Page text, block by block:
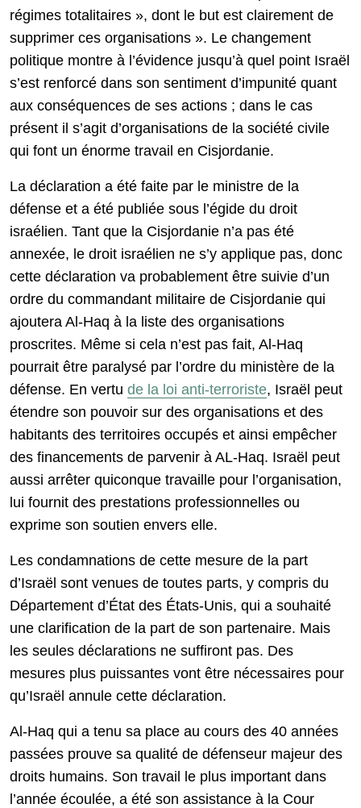
régimes totalitaires », dont le but est clairement de
supprimer ces organisations ». Le changement
politique montre à l’évidence jusqu’à quel point Israël
s’est renforcé dans son sentiment d’impunité quant
aux conséquences de ses actions ; dans le cas
présent il s’agit d’organisations de la société civile
qui font un énorme travail en Cisjordanie.
La déclaration a été faite par le ministre de la
défense et a été publiée sous l’égide du droit
israélien. Tant que la Cisjordanie n’a pas été
annexée, le droit israélien ne s’y applique pas, donc
cette déclaration va probablement être suivie d’un
ordre du commandant militaire de Cisjordanie qui
ajoutera Al-Haq à la liste des organisations
proscrites. Même si cela n’est pas fait, Al-Haq
pourrait être paralysé par l’ordre du ministère de la
défense. En vertu de la loi anti-terroriste, Israël peut
étendre son pouvoir sur des organisations et des
habitants des territoires occupés et ainsi empêcher
des financements de parvenir à AL-Haq. Israël peut
aussi arrêter quiconque travaille pour l’organisation,
lui fournit des prestations professionnelles ou
exprime son soutien envers elle.
Les condamnations de cette mesure de la part
d’Israël sont venues de toutes parts, y compris du
Département d’État des États-Unis, qui a souhaité
une clarification de la part de son partenaire. Mais
les seules déclarations ne suffiront pas. Des
mesures plus puissantes vont être nécessaires pour
qu’Israël annule cette déclaration.
Al-Haq qui a tenu sa place au cours des 40 années
passées prouve sa qualité de défenseur majeur des
droits humains. Son travail le plus important dans
l’année écoulée, a été son assistance à la Cour